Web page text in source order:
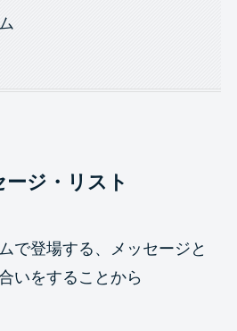
ジ・リスト
で登場する、メッセージと
いをすることから